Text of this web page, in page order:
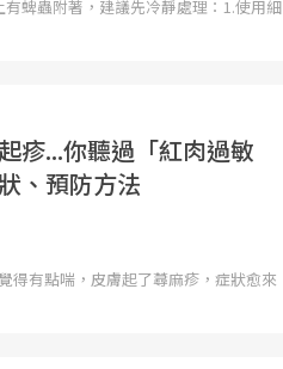
蜱蟲附著，建議先冷靜處理：1.使用細
疹...你聽過「紅肉過敏
、預防方法
得有點喘，皮膚起了蕁麻疹，症狀愈來
而，健檢不只是醫療院所的服
前往專題
前往專題